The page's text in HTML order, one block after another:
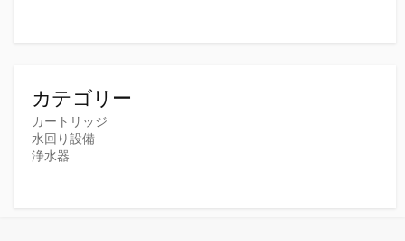
カテゴリー
カートリッジ
水回り設備
浄水器